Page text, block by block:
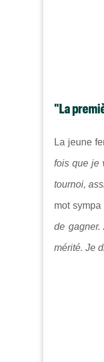
"La
La jeune
fois que je
tournoi,
mot
de
mérité. Je